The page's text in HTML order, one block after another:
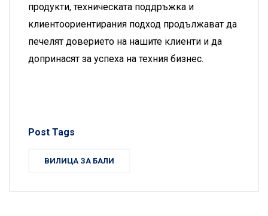
продукти, техническата поддръжка и
клиентоориентирания подход продължават да
печелят доверието на нашите клиенти и да
допринасят за успеха на техния бизнес.
Post Tags
ВИЛИЦА ЗА БАЛИ